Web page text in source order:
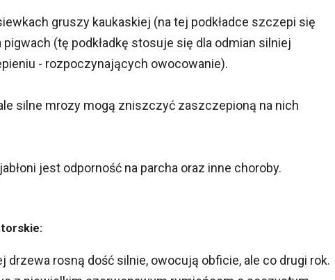
gruszy kaukaskiej (na tej podkładce szczepi się
(tę podkładkę stosuje się dla odmian silniej
- rozpoczynających owocowanie).
silne mrozy mogą zniszczyć zaszczepioną na nich
jest odporność na parcha oraz inne choroby.
drzewa rosną dość silnie, owocują obficie, ale co drugi rok.